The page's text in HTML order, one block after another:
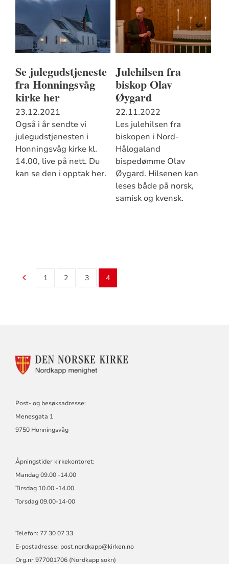
Se julegudstjeneste
fra Honningsvåg
kirke her
23.12.2021
Også i år sendte vi
julegudstjenesten i
Honningsvåg kirke kl.
14.00, live på nett. Du
kan se den i opptak her.
Julehilsen fra
biskop Olav
Øygard
22.11.2022
Les julehilsen fra
biskopen i Nord-
Hålogaland
bispedømme Olav
Øygard. Hilsenen kan
leses både på norsk,
samisk og kvensk.
1 2 3 4
KONTAKTINFORMASJON
Post- og besøksadresse:
Menesgata 1
9750 Honningsvåg
Åpningstider kirkekontoret:
Mandag 09.00 -14.00
Tirsdag 10.00 -14.00
Torsdag 09.00-14-00
Telefon: 77 30 07 33
E-postadresse: post.nordkapp@kirken.no
Org.nr 977001706 (Nordkapp sokn)